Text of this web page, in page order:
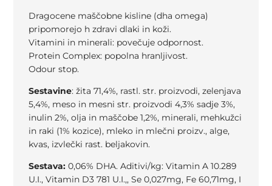
Dragocene maščobne kisline (dha omega)
pripomorejo h zdravi dlaki in koži.
Vitamini in minerali: povečuje odpornost.
Protein Complex: popolna hranljivost.
Odour stop.
Sestavine: žita 71,4%, rastl. str. proizvodi, zelenjava
5,4%, meso in mesni str. proizvodi 4,3% sadje 3%,
inulin 2%, olja in maščobe 1,2%, minerali, mehkužci
in raki (1% kozice), mleko in mlečni proizv., alge,
kvas, izvlečki rast. beljakovin.
Sestava: 0,06% DHA. Aditivi/kg: Vitamin A 10.289
U.I., Vitamin D3 781 U.I.,, Se 0,027mg, Fe 60,71mg, I